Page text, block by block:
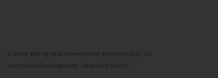
© Dieser Beitrag ist urheberrechtlich geschützt [2021, ICS
Internationalisierungscenter Steiermark GmbH].